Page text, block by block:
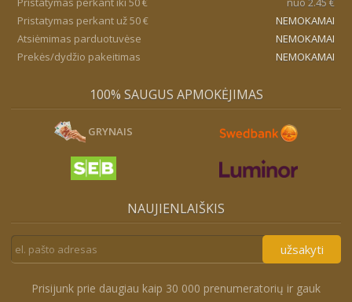
Pristatymas perkant už 50 €
NEMOKAMAI
Atsiėmimas parduotuvėse
NEMOKAMAI
Prekės/dydžio pakeitimas
NEMOKAMAI
100% SAUGUS APMOKĖJIMAS
GRYNAIS
NAUJIENLAIŠKIS
užsakyti
Prisijunk prie daugiau kaip 30 000 prenumeratorių ir gauk